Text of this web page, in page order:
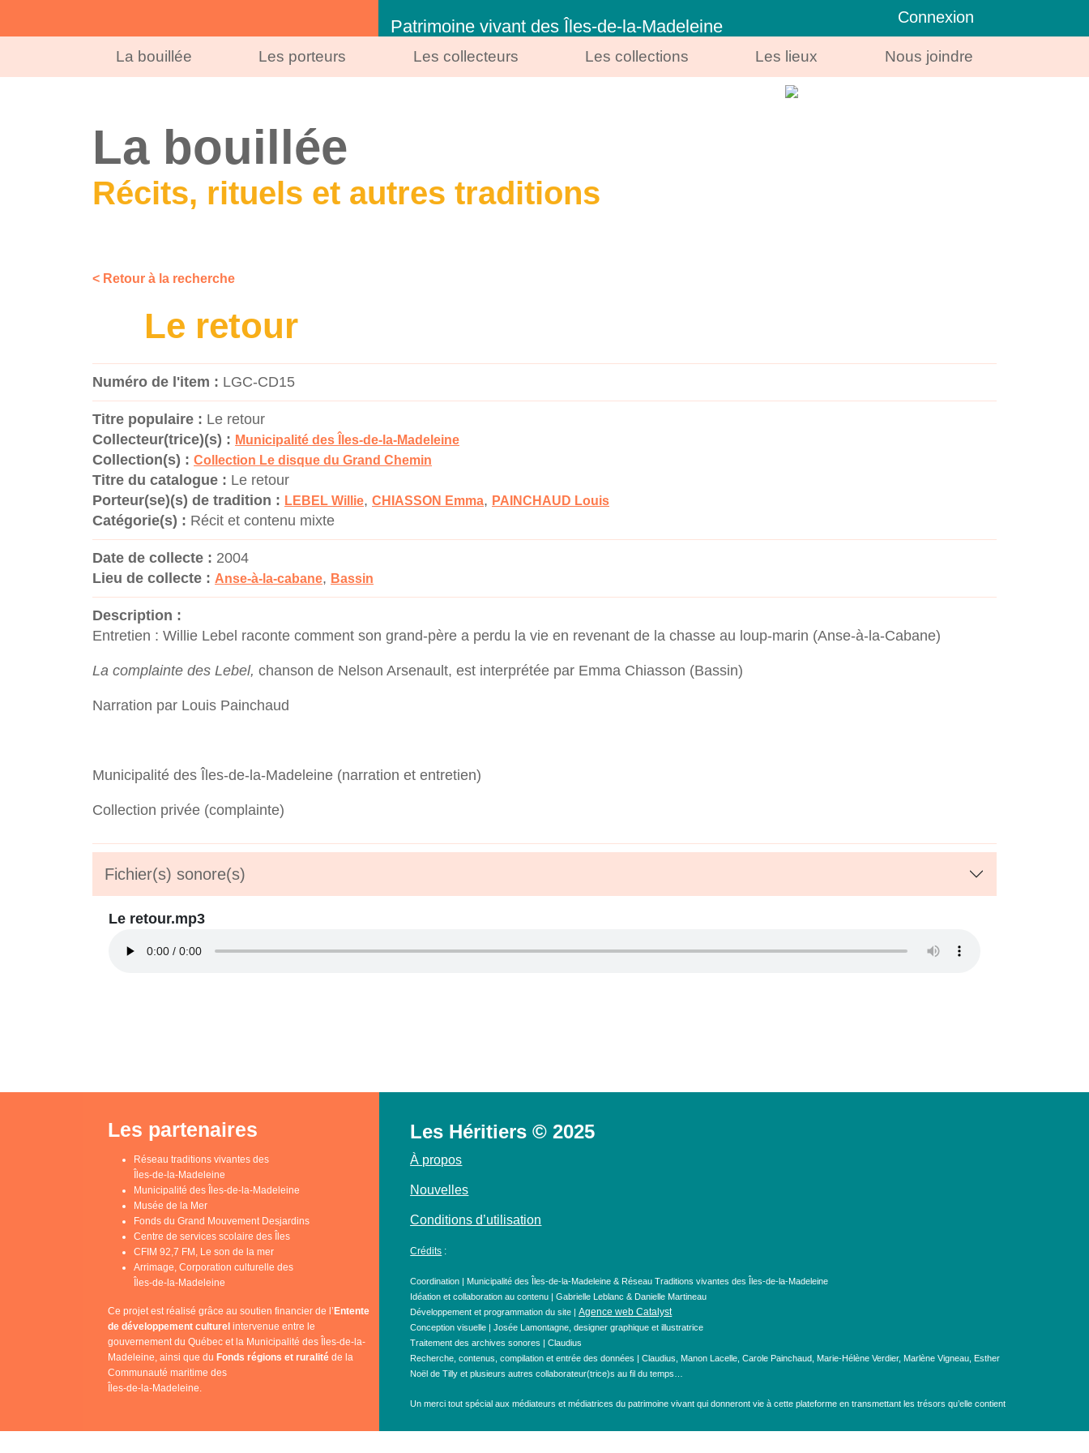
Patrimoine vivant des Îles-de-la-Madeleine Connexion
La bouillée Les porteurs Les collecteurs Les collections Les lieux Nous joindre
La bouillée
Récits, rituels et autres traditions
< Retour à la recherche
Le retour
Numéro de l'item : LGC-CD15
Titre populaire : Le retour
Collecteur(trice)(s) : Municipalité des Îles-de-la-Madeleine
Collection(s) : Collection Le disque du Grand Chemin
Titre du catalogue : Le retour
Porteur(se)(s) de tradition : LEBEL Willie, CHIASSON Emma, PAINCHAUD Louis
Catégorie(s) : Récit et contenu mixte
Date de collecte : 2004
Lieu de collecte : Anse-à-la-cabane, Bassin
Description :
Entretien : Willie Lebel raconte comment son grand-père a perdu la vie en revenant de la chasse au loup-marin (Anse-à-la-Cabane)
La complainte des Lebel, chanson de Nelson Arsenault, est interprétée par Emma Chiasson (Bassin)
Narration par Louis Painchaud
Municipalité des Îles-de-la-Madeleine (narration et entretien)
Collection privée (complainte)
Fichier(s) sonore(s)
Le retour.mp3
Les partenaires
Réseau traditions vivantes des
Îles-de-la-Madeleine
Municipalité des Îles-de-la-Madeleine
Musée de la Mer
Fonds du Grand Mouvement Desjardins
Centre de services scolaire des Îles
CFIM 92,7 FM, Le son de la mer
Arrimage, Corporation culturelle des
Îles-de-la-Madeleine
Ce projet est réalisé grâce au soutien financier de l’Entente
de développement culturel intervenue entre le
gouvernement du Québec et la Municipalité des Îles-de-la-
Madeleine, ainsi que du Fonds régions et ruralité de la
Communauté maritime des
Îles-de-la-Madeleine.
Les Héritiers © 2025
À propos
Nouvelles
Conditions d’utilisation
Crédits :
Coordination | Municipalité des Îles-de-la-Madeleine & Réseau Traditions vivantes des Îles-de-la-Madeleine
Idéation et collaboration au contenu | Gabrielle Leblanc & Danielle Martineau
Développement et programmation du site |Agence web Catalyst
Conception visuelle | Josée Lamontagne, designer graphique et illustratrice
Traitement des archives sonores | Claudius
Recherche, contenus, compilation et entrée des données | Claudius, Manon Lacelle, Carole Painchaud, Marie-Hélène Verdier, Marlène Vigneau, Esther
Noël de Tilly et plusieurs autres collaborateur(trice)s au fil du temps…
Un merci tout spécial aux médiateurs et médiatrices du patrimoine vivant qui donneront vie à cette plateforme en transmettant les trésors qu’elle contient